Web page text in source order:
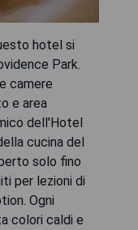
hotel si
Park.
camere
e area
dell'Hotel
cucina del
solo fino
per lezioni di
Ogni
colori caldi e